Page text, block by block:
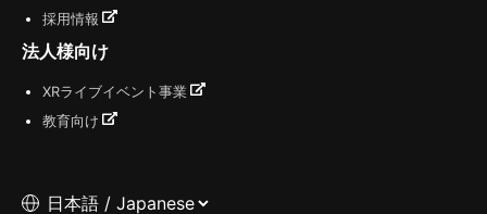
採用情報
法人様向け
XRライブイベント事業
教育向け